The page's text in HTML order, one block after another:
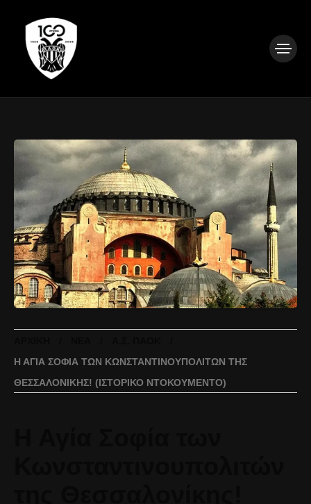
Η ΑΓΊΑ ΣΟΦΊΑ ΤΩΝ ΚΩΝΣΤΑΝΤΙΝΟΥΠΟΛΙΤΏΝ ΤΗΣ
ΘΕΣΣΑΛΟΝΊΚΗΣ! (ΙΣΤΟΡΙΚΌ ΝΤΟΚΟΥΜΈΝΤΟ)